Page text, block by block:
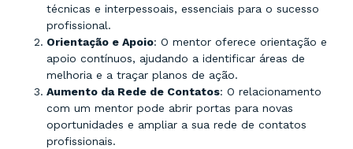
técnicas e interpessoais, essenciais para o sucesso
profissional.
Orientação e Apoio: O mentor oferece orientação e
apoio contínuos, ajudando a identificar áreas de
melhoria e a traçar planos de ação.
Aumento da Rede de Contatos: O relacionamento
com um mentor pode abrir portas para novas
oportunidades e ampliar a sua rede de contatos
profissionais.